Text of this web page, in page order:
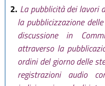
2. La pubblicità dei lavori
la pubblicizzazione
discussione in
attraverso la
ordini del giorno delle
registrazioni audio